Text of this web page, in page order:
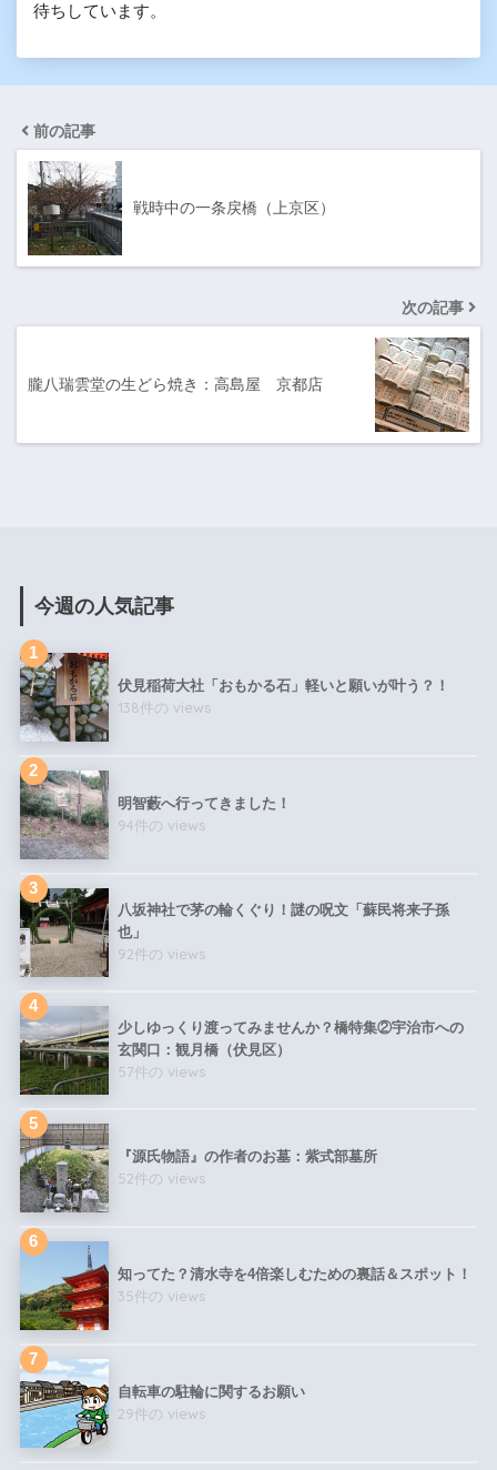
待ちしています。
前の記事
戦時中の一条戻橋（上京区）
次の記事
朧八瑞雲堂の生どら焼き：高島屋 京都店
今週の人気記事
伏見稲荷大社「おもかる石」軽いと願いが叶う？！
138件の views
明智藪へ行ってきました！
94件の views
八坂神社で茅の輪くぐり！謎の呪文「蘇民将来子孫
也」
92件の views
少しゆっくり渡ってみませんか？橋特集②宇治市への
玄関口：観月橋（伏見区）
57件の views
『源氏物語』の作者のお墓：紫式部墓所
52件の views
知ってた？清水寺を4倍楽しむための裏話＆スポット！
35件の views
自転車の駐輪に関するお願い
29件の views